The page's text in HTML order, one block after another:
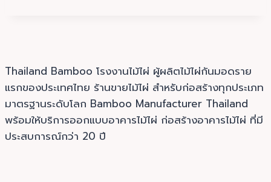
Thailand Bamboo โรงงานไม้ไผ่ ผู้ผลิตไม้ไผ่กันมอดราย
แรกของประเทศไทย ร้านขายไม้ไผ่ สำหรับก่อสร้างทุกประเภท
มาตรฐานระดับโลก Bamboo Manufacturer Thailand
พร้อมให้บริการออกแบบอาคารไม้ไผ่ ก่อสร้างอาคารไม้ไผ่ ที่มี
ประสบการณ์กว่า 20 ปี